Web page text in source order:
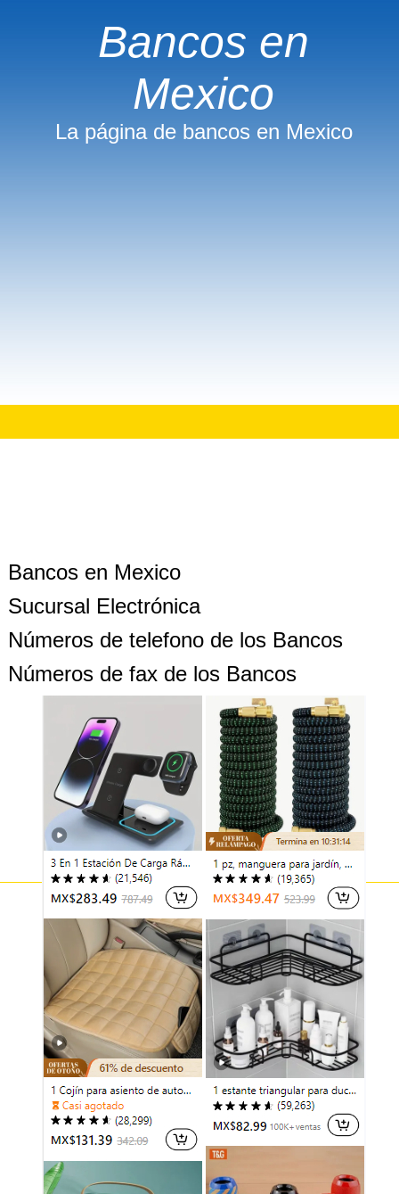
Bancos en
Mexico
La página de bancos en Mexico
Bancos en Mexico
Sucursal Electrónica
Números de telefono de los Bancos
Números de fax de los Bancos